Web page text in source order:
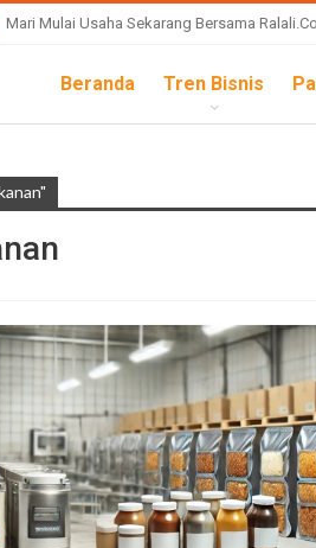
Mari Mulai Usaha Sekarang Bersama
Beranda Tren Bisnis